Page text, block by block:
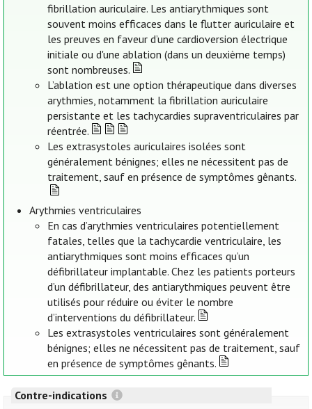
fibrillation auriculaire. Les antiarythmiques sont
souvent moins efficaces dans le flutter auriculaire et
les preuves en faveur d’une cardioversion électrique
initiale ou d'une ablation (dans un deuxième temps)
sont nombreuses.
L’ablation est une option thérapeutique dans diverses
arythmies, notamment la fibrillation auriculaire
persistante et les tachycardies supraventriculaires par
réentrée.
Les extrasystoles auriculaires isolées sont
généralement bénignes; elles ne nécessitent pas de
traitement, sauf en présence de symptômes gênants.
Arythmies ventriculaires
En cas d’arythmies ventriculaires potentiellement
fatales, telles que la tachycardie ventriculaire, les
antiarythmiques sont moins efficaces qu’un
défibrillateur implantable. Chez les patients porteurs
d’un défibrillateur, des antiarythmiques peuvent être
utilisés pour réduire ou éviter le nombre
d’interventions du défibrillateur.
Les extrasystoles ventriculaires sont généralement
bénignes; elles ne nécessitent pas de traitement, sauf
en présence de symptômes gênants.
Contre-indications